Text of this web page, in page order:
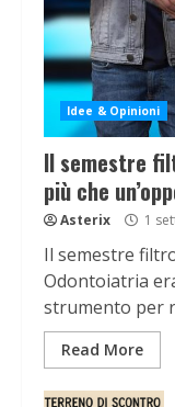
Idee & Opinioni
Il semestre
più che
Asterix 1
Il semestre
Odontoiatria
strumento per
Read More